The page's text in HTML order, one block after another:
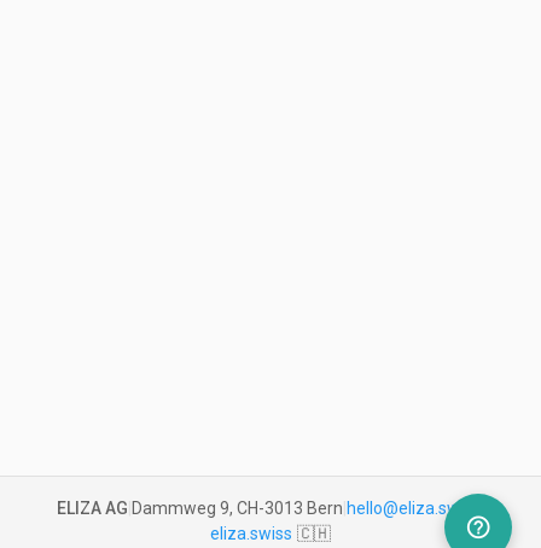
ELIZA AG Dammweg 9, CH-3013 Bern hello@eliza.swiss
eliza.swiss 🇨🇭 help_outline